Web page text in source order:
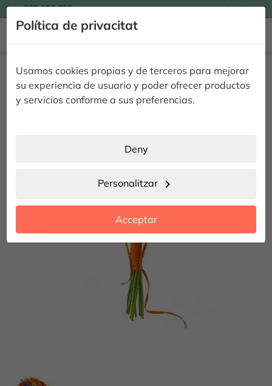
Política de privacitat
Usamos cookies propias y de terceros para mejorar
su experiencia de usuario y poder ofrecer productos
y servicios conforme a sus preferencias.
Deny
Personalitzar chevron_right
Acceptar
935 955 525 Catalán
Ram de Gerberes